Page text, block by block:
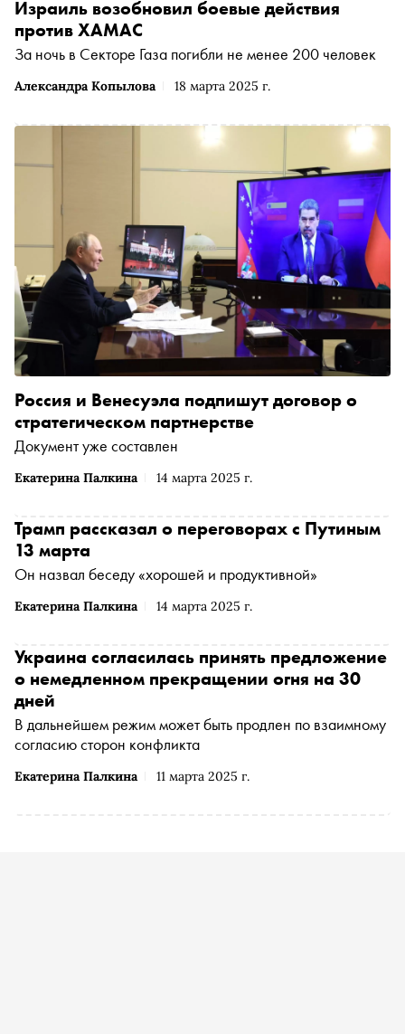
Александра Копылова 18 марта 2025 г.
Израиль возобновил боевые действия
против ХАМАС
За ночь в Секторе Газа погибли не менее 200 человек
Екатерина Палкина 14 марта 2025 г.
Россия и Венесуэла подпишут договор о
стратегическом партнерстве
Документ уже составлен
Екатерина Палкина 14 марта 2025 г.
Трамп рассказал о переговорах с Путиным
13 марта
Он назвал беседу «хорошей и продуктивной»
Екатерина Палкина 11 марта 2025 г.
Украина согласилась принять предложение
о немедленном прекращении огня на 30
дней
В дальнейшем режим может быть продлен по взаимному
согласию сторон конфликта